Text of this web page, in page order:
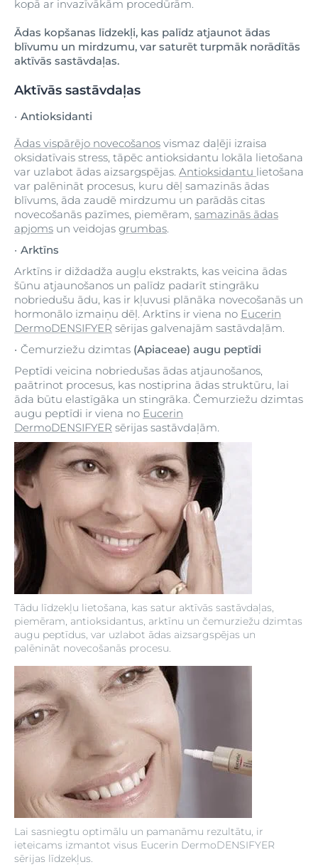
kopā ar invazīvākām procedūrām.
Ādas kopšanas līdzekļi, kas palīdz atjaunot ādas
blīvumu un mirdzumu, var saturēt turpmāk norādītās
aktīvās sastāvdaļas.
Aktīvās sastāvdaļas
Tādu līdzekļu lietošana, kas satur aktīvās sastāvdaļas,
piemēram, antioksidantus, arktīnu un čemurziežu dzimtas
augu peptīdus, var uzlabot ādas aizsargspējas un
palēnināt novecošanās procesu.
Lai sasniegtu optimālu un pamanāmu rezultātu, ir
ieteicams izmantot visus Eucerin DermoDENSIFYER
sērijas līdzekļus.
Antioksidanti
Ādas vispārējo novecošanos vismaz daļēji izraisa
oksidatīvais stress, tāpēc antioksidantu lokāla lietošana
var uzlabot ādas aizsargspējas. Antioksidantu lietošana
var palēnināt procesus, kuru dēļ samazinās ādas
blīvums, āda zaudē mirdzumu un parādās citas
novecošanās pazīmes, piemēram, samazinās ādas
apjoms un veidojas grumbas.
Arktīns
Arktīns ir diždadža augļu ekstrakts, kas veicina ādas
šūnu atjaunošanos un palīdz padarīt stingrāku
nobriedušu ādu, kas ir kļuvusi plānāka novecošanās un
hormonālo izmaiņu dēļ. Arktīns ir viena no Eucerin
DermoDENSIFYER sērijas galvenajām sastāvdaļām.
Čemurziežu dzimtas (Apiaceae) augu peptīdi
Peptīdi veicina nobriedušas ādas atjaunošanos,
paātrinot procesus, kas nostiprina ādas struktūru, lai
āda būtu elastīgāka un stingrāka. Čemurziežu dzimtas
augu peptīdi ir viena no Eucerin
DermoDENSIFYER sērijas sastāvdaļām.